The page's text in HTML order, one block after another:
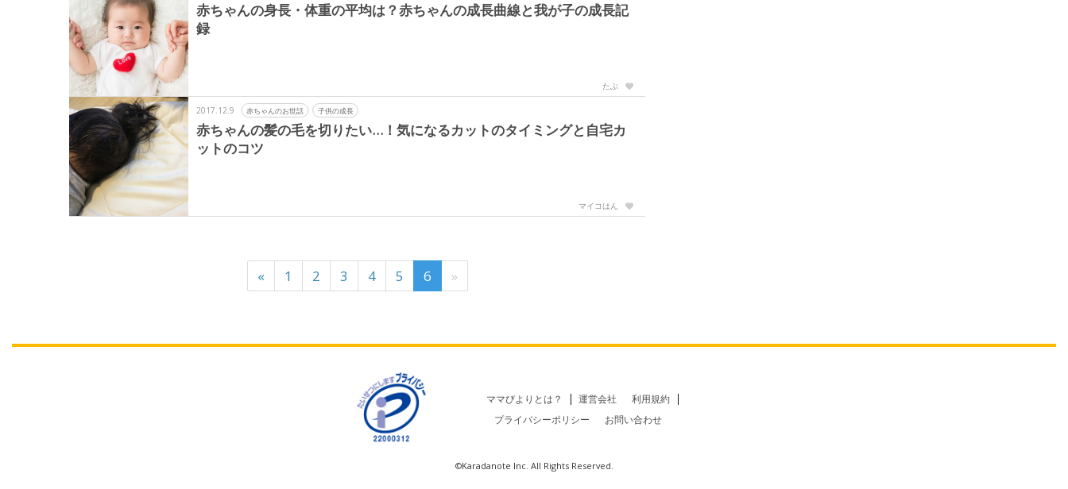
赤ちゃんの身長・体重の平均は？赤ちゃんの成長曲線と我が子の成長記
録
たぶ
2017.12.9 赤ちゃんのお世話 子供の成長
赤ちゃんの髪の毛を切りたい…！気になるカットのタイミングと自宅カ
ットのコツ
マイコはん
« 1 2 3 4 5 6 »
ママびよりとは？ 運営会社
利用規約
プライバシーポリシー
お問い合わせ
©Karadanote Inc. All Rights Reserved.